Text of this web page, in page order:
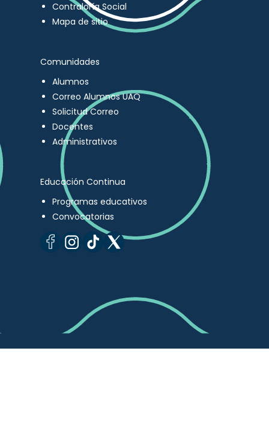
Contraloría Social
Mapa de sitio
Comunidades
Alumnos
Correo Alumnos UAQ
Solicitud Correo
Docentes
Administrativos
Educación Continua
Programas educativos
Convocatorias